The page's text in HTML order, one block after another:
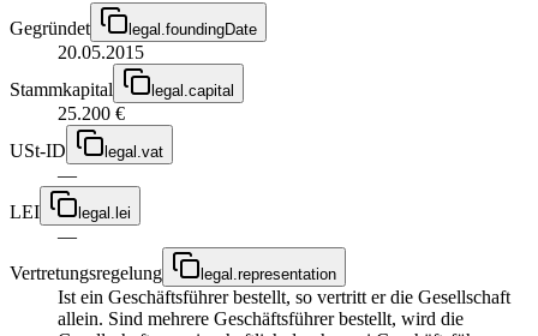
Gegründet
legal.foundingDate
20.05.2015
Stammkapital
legal.capital
25.200 €
USt-ID
legal.vat
—
LEI
legal.lei
—
Vertretungsregelung
legal.representation
Ist ein Geschäftsführer bestellt, so vertritt er die Gesellschaft
allein. Sind mehrere Geschäftsführer bestellt, wird die